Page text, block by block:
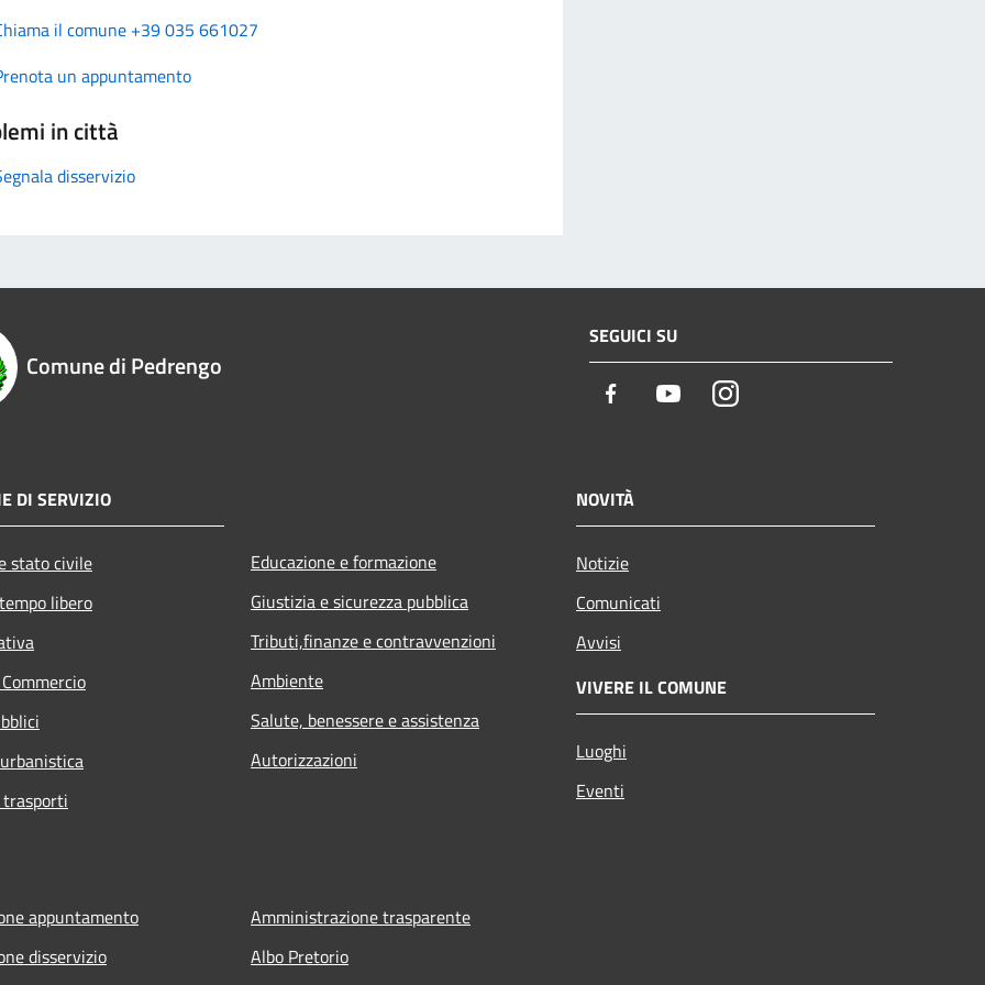
il comune +39 035 661027
un appuntamento
in città
disservizio
Comune di Pedrengo
SEGUICI SU
Facebook YoutubeInstagram
DI SERVIZIO
stato civile
libero
Educazione e formazione
Giustizia e sicurezza pubblica
Tributi,finanze e contravvenzioni
Ambiente
Salute, benessere e assistenza
Autorizzazioni
NOVITÀ
Notizie
Comunicati
Avvisi
VIVERE IL COMUNE
Luoghi
Eventi
appuntamento
disservizio
Amministrazione trasparente
Albo Pretorio